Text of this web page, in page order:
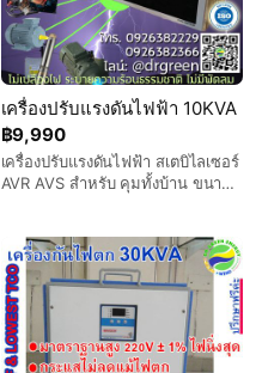
฿9,990
เครื่องปรับแรงดันไฟฟ้า 10KVA
เครื่องปรับแรงดันไฟฟ้า สเตบิไลเซอร์
AVR AVS สำหรับ คุมทั้งบ้าน ขนาด